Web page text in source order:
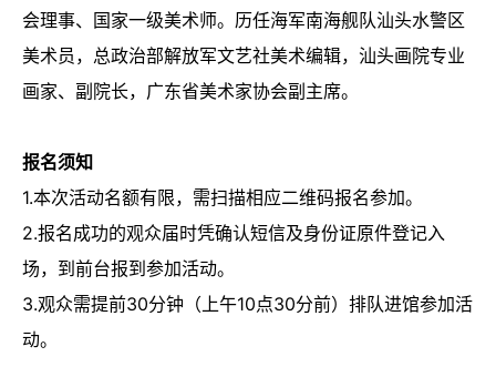
会理事、国家一级美术师。历任海军南海舰队汕头水警区
美术员，总政治部解放军文艺社美术编辑，汕头画院专业
画家、副院长，广东省美术家协会副主席。
报名须知
1.本次活动名额有限，需扫描相应二维码报名参加。
2.报名成功的观众届时凭确认短信及身份证原件登记入
场，到前台报到参加活动。
3.观众需提前30分钟（上午10点30分前）排队进馆参加活
动。